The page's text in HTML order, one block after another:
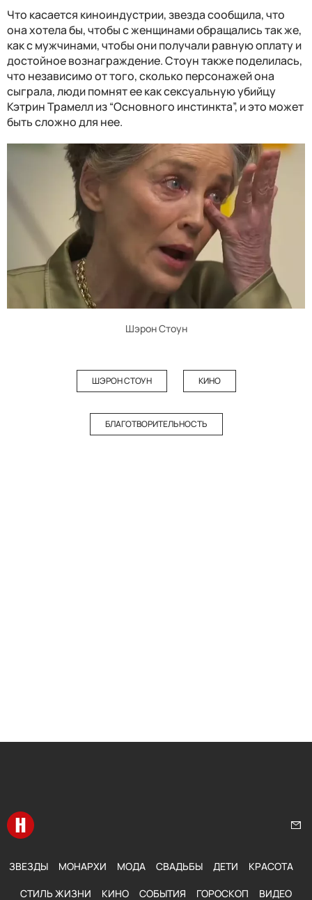
Что касается киноиндустрии, звезда сообщила, что
она хотела бы, чтобы с женщинами обращались так же,
как с мужчинами, чтобы они получали равную оплату и
достойное вознаграждение. Стоун также поделилась,
что независимо от того, сколько персонажей она
сыграла, люди помнят ее как сексуальную убийцу
Кэтрин Трамелл из “Основного инстинкта”, и это может
быть сложно для нее.
Шэрон Стоун
ШЭРОН СТОУН КИНО
БЛАГОТВОРИТЕЛЬНОСТЬ
Перейти на главную
ЗВЕЗДЫ МОНАРХИ МОДА СВАДЬБЫ ДЕТИ КРАСОТА
СТИЛЬ ЖИЗНИ КИНО СОБЫТИЯ ГОРОСКОП ВИДЕО